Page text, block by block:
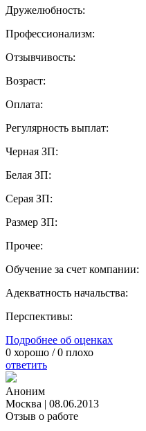
Дружелюбность:
Профессионализм:
Отзывчивость:
Возраст:
Оплата:
Регулярность выплат:
Черная ЗП:
Белая ЗП:
Серая ЗП:
Размер ЗП:
Прочее:
Обучение за счет компании:
Адекватность начальства:
Перспективы:
Подробнее об оценках
0 хорошо /0 плохо
ответить
Аноним
Москва | 08.06.2013
Отзыв о работе